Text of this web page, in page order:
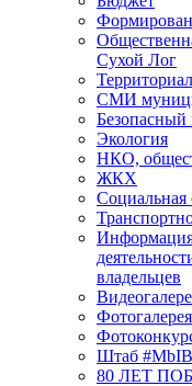
Сухой Лог
СМИ
Безопасный
Экология
НКО,
ЖКХ
Социальная
владельцев
Фотогалерея
Штаб
80 ЛЕТ